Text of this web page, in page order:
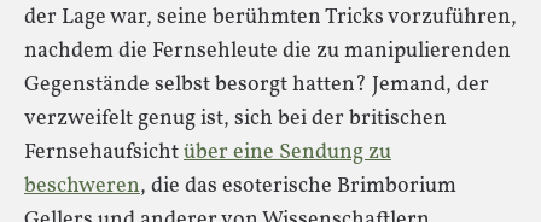
der Lage war, seine berühmten Tricks vorzuführen,
nachdem die Fernsehleute die zu manipulierenden
Gegenstände selbst besorgt hatten? Jemand, der
verzweifelt genug ist, sich bei der britischen
Fernsehaufsichtüber eine Sendung zu
beschweren, die das esoterische Brimborium